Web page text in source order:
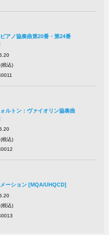
アノ協奏曲第20番・第24番
税込)
ルトン：ヴァイオリン協奏曲
税込)
メーション [MQA/UHQCD]
税込)